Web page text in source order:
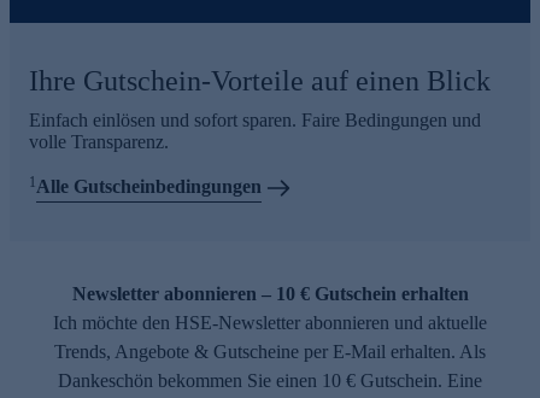
Ihre Gutschein-Vorteile auf einen Blick
Einfach einlösen und sofort sparen. Faire Bedingungen und
volle Transparenz.
1Alle Gutscheinbedingungen
Newsletter abonnieren – 10 € Gutschein erhalten
Ich möchte den HSE-Newsletter abonnieren und aktuelle
Trends, Angebote & Gutscheine per E-Mail erhalten. Als
Dankeschön bekommen Sie einen 10 € Gutschein. Eine